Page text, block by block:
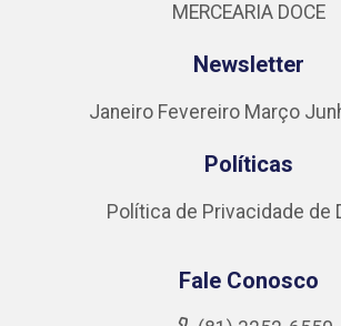
MERCEARIA DOCE
Newsletter
Janeiro Fevereiro Março
Políticas
Política de Privacidade de
Fale Conosco